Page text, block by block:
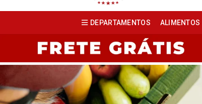
DEPARTAMENTOS ALIMENTOS